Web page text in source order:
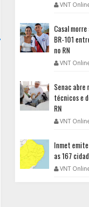
VNT
Casal
BR-101
no RN
VNT
Senac
técnicos e
RN
VNT
Inmet
as 167
VNT